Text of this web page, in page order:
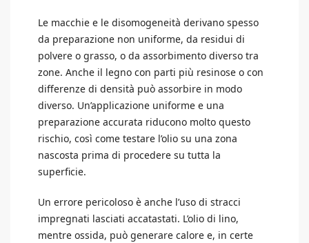
Le macchie e le disomogeneità derivano spesso
da preparazione non uniforme, da residui di
polvere o grasso, o da assorbimento diverso tra
zone. Anche il legno con parti più resinose o con
differenze di densità può assorbire in modo
diverso. Un’applicazione uniforme e una
preparazione accurata riducono molto questo
rischio, così come testare l’olio su una zona
nascosta prima di procedere su tutta la
superficie.
Un errore pericoloso è anche l’uso di stracci
impregnati lasciati accatastati. L’olio di lino,
mentre ossida, può generare calore e, in certe